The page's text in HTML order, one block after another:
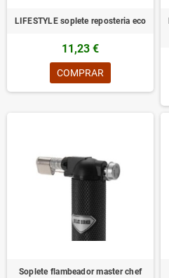
LIFESTYLE soplete reposteria eco
11,23 €
COMPRAR
Soplete flambeador master chef